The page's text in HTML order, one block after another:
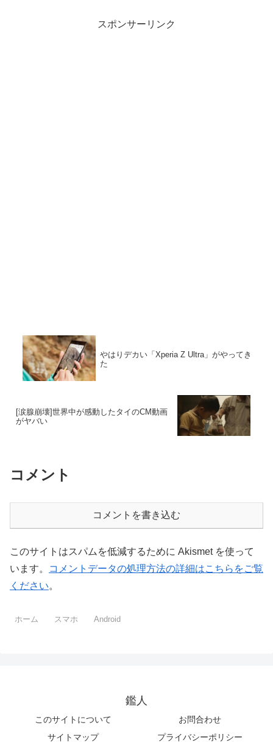
スポンサーリンク
やはりデカい「Xperia Z Ultra」がやってき
た
[涙腺崩壊]世界中が感動したタイのCM動画
がヤバい
コメント
コメントを書き込む
このサイトはスパムを低減するために Akismet を使って
います。
コメントデータの処理方法の詳細はこちらをご覧
ください。
ホーム スマホ Android
鑑人
このサイトについて
お問合わせ
サイトマップ
プライバシーポリシー